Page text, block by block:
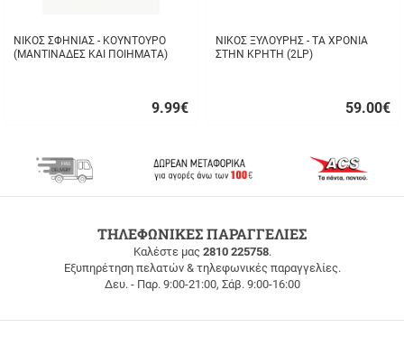
ΝΙΚΟΣ ΣΦΗΝΙΑΣ - ΚΟΥΝΤΟΥΡΟ
(ΜΑΝΤΙΝΑΔΕΣ ΚΑΙ ΠΟΙΗΜΑΤΑ)
9.99€
ΝΙΚΟΣ ΞΥΛΟΥΡΗΣ - ΤΑ ΧΡΟΝΙΑ
ΣΤΗΝ ΚΡΗΤΗ (2LP)
59.00€
παραγγελίες
ΤΗΛΕΦΩΝΙΚΕΣ ΠΑΡΑΓΓΕΛΙΕΣ
Καλέστε μας 2810 225758.
Εξυπηρέτηση πελατών & τηλεφωνικές παραγγελίες.
Δευ. - Παρ. 9:00-21:00, Σάβ. 9:00-16:00